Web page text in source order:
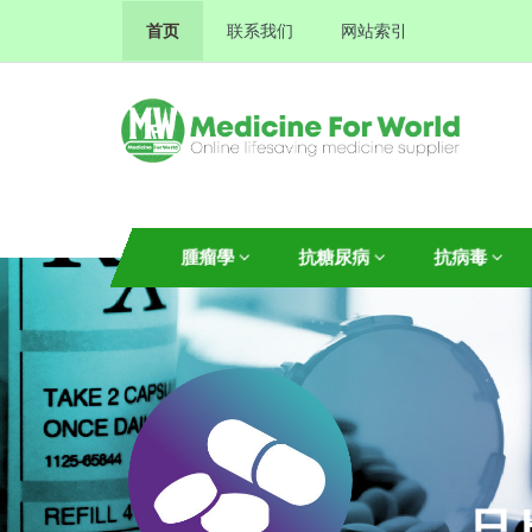
首页 联系我们 网站索引
腫瘤學 抗糖尿病 抗病毒